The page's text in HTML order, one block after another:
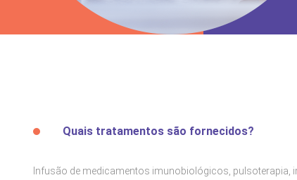
Quais tratamentos são fornecidos?
Infusão de medicamentos imunobiológicos, pulsoterapia,